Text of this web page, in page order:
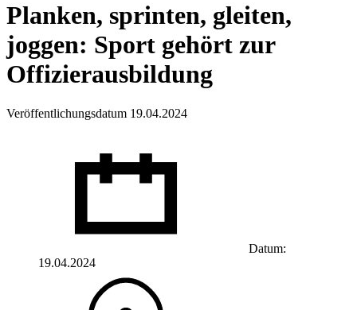
Planken, sprinten, gleiten,
joggen: Sport gehört zur
Offizierausbildung
Veröffentlichungsdatum 19.04.2024
Datum:
19.04.2024